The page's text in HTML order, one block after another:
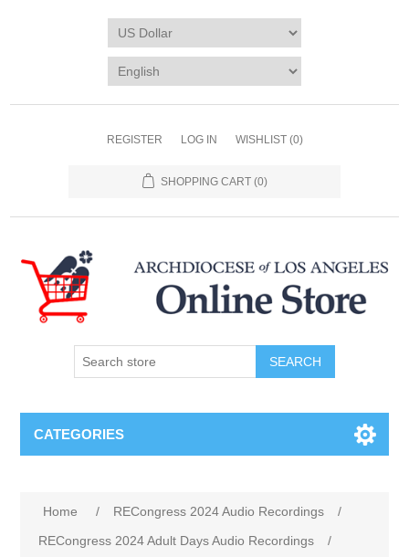
REGISTER LOG IN WISHLIST (0)
SHOPPING CART (0)
SEARCH
CATEGORIES
Home / RECongress 2024 Audio Recordings
/
RECongress 2024 Adult Days Audio Recordings
/